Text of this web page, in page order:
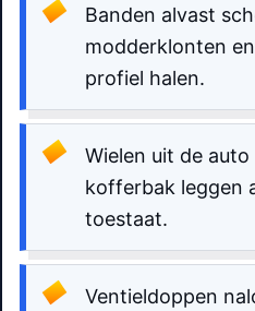
Banden alvast
modderklonten
profiel halen.
Wielen uit de
kofferbak leggen
toestaat.
Ventieldoppen